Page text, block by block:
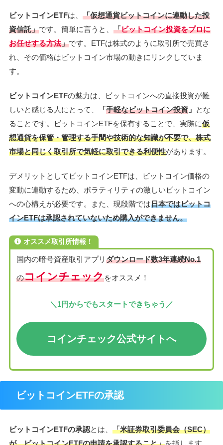
ビットコインETFは、 「仮想通貨ビットコインに連動した投
資信託」です。簡単に言うと、 「ビットコイン投資をプロに
お任せする方法」です。ETFは株式のように取引所で売買さ
れ、その価格はビットコイン市場の動きにリンクしていま
す。
ビットコインETFの魅力は、ビットコインへの直接投資が難
しいと感じる人にとって、
「手軽なビットコイン投資 」 とな
ることです。ビットコインETFを保有することで、実際に仮
想通貨を保管・管理する手間や技術的な知識が不要で、株式
市場と同じく取引所で気軽に取引できる利便性があります。
デメリットとしてビットコインETFは、ビットコイン価格の
変動に連動するため、ボラティリティの激しいビットコイン
への心構えが必要です。また、現段階では日本ではビットコ
インETFは承認されていないため購入ができません。
オススメ取引所情報！
国内の暗号資産取引アプリ ダウンロード数3年連続No.1
のコインチェックをオススメ！
＼1円からでもスタートできちゃう／
コインチェック公式サイトへ
ビットコインETFの承認
ビットコインETFの承認とは、 「米証券取引委員会（SEC）
が、ビットコインETFの申請を承認すること」を指します。